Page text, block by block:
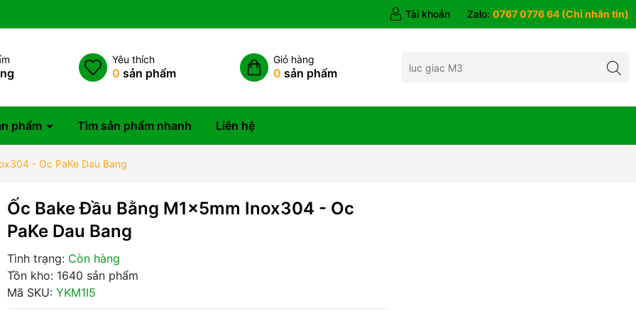
Tài khoản Zalo: 0767 0776 64 (Chỉ nhắn tin)
Yêu thích
0 sản phẩm
Giỏ hàng
0 sản phẩm
phẩm Tìm sản phẩm nhanh Liên hệ
- Oc PaKe Dau Bang
Ốc Bake Đầu Bằng M1x5mm Inox304 - Oc
PaKe Dau Bang
Tình trạng: Còn hàng
Tồn kho: 1640 sản phẩm
Mã SKU: YKM1I5